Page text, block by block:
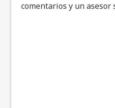
comentarios y un asesor